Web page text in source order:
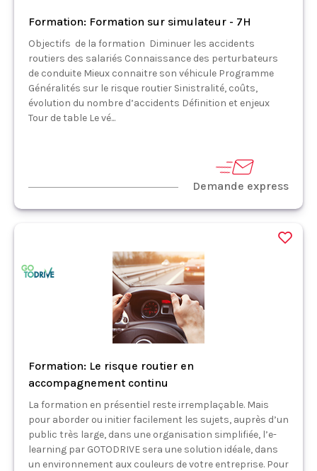
Formation: Formation sur simulateur - 7H
Objectifs de la formation Diminuer les accidents
routiers des salariés Connaissance des perturbateurs
de conduite Mieux connaitre son véhicule Programme
Généralités sur le risque routier Sinistralité, coûts,
évolution du nombre d’accidents Définition et enjeux
Tour de table Le vé...
Demande express
Formation: Le risque routier en
accompagnement continu
La formation en présentiel reste irremplaçable. Mais
pour aborder ou initier facilement les sujets, auprès d’un
public très large, dans une organisation simplifiée, l’e-
learning par GOTODRIVE sera une solution idéale, dans
un environnement aux couleurs de votre entreprise. Pour